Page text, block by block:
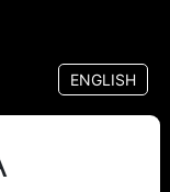
ENGLISH